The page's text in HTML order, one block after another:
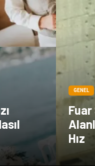
GENEL
Fuar
Hız